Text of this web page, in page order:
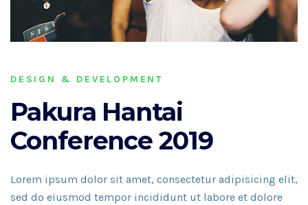
DESIGN & DEVELOPMENT
Pakura Hantai
Conference 2019
Lorem ipsum dolor sit amet, consectetur adipisicing elit,
sed do eiusmod tempor incididunt ut labore et dolore